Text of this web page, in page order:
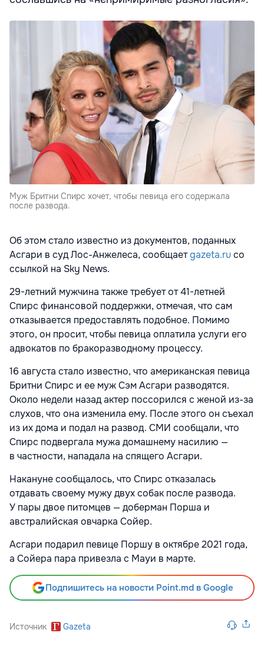
Муж Бритни Спирс хочет, чтобы певица его содержала
после развода.
Об этом стало известно из документов, поданных
Асгари в суд Лос-Анжелеса, сообщаетgazeta.ruсо
ссылкой на Sky News.
29-летний мужчина также требует от 41-летней
Спирс финансовой поддержки, отмечая, что сам
отказывается предоставлять подобное. Помимо
этого, он просит, чтобы певица оплатила услуги его
адвокатов по бракоразводному процессу.
16 августа стало известно, что американская певица
Бритни Спирс и ее муж Сэм Асгари разводятся.
Около недели назад актер поссорился с женой из-за
слухов, что она изменила ему. После этого он съехал
из их дома и подал на развод. СМИ сообщали, что
Спирс подвергала мужа домашнему насилию —
в частности, нападала на спящего Асгари.
Накануне сообщалось, что Спирс отказалась
отдавать своему мужу двух собак после развода.
У пары двое питомцев — доберман Порша и
австралийская овчарка Сойер.
Асгари подарил певице Поршу в октябре 2021 года,
а Сойера пара привезла с Мауи в марте.
Подпишитесь на новости Point.md в Google
Источник Gazeta